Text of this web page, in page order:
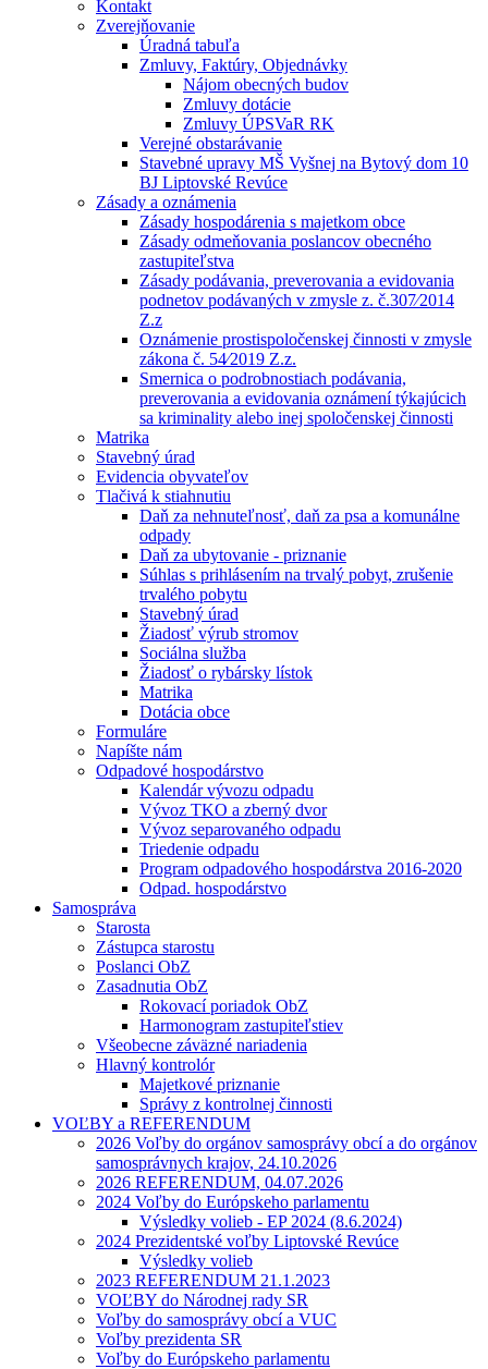
Kontakt
Zverejňovanie
Úradná tabuľa
Zmluvy, Faktúry, Objednávky
Nájom obecných budov
Zmluvy dotácie
Zmluvy ÚPSVaR RK
Verejné obstarávanie
Stavebné upravy MŠ Vyšnej na Bytový dom 10
BJ Liptovské Revúce
Zásady a oznámenia
Zásady hospodárenia s majetkom obce
Zásady odmeňovania poslancov obecného
zastupiteľstva
Zásady podávania, preverovania a evidovania
podnetov podávaných v zmysle z. č.307⁄2014
Z.z
Oznámenie prostispoločenskej činnosti v zmysle
zákona č. 54⁄2019 Z.z.
Smernica o podrobnostiach podávania,
preverovania a evidovania oznámení týkajúcich
sa kriminality alebo inej spoločenskej činnosti
Matrika
Stavebný úrad
Evidencia obyvateľov
Tlačivá k stiahnutiu
Daň za nehnuteľnosť, daň za psa a komunálne
odpady
Daň za ubytovanie - priznanie
Súhlas s prihlásením na trvalý pobyt, zrušenie
trvalého pobytu
Stavebný úrad
Žiadosť výrub stromov
Sociálna služba
Žiadosť o rybársky lístok
Matrika
Dotácia obce
Formuláre
Napíšte nám
Odpadové hospodárstvo
Kalendár vývozu odpadu
Vývoz TKO a zberný dvor
Vývoz separovaného odpadu
Triedenie odpadu
Program odpadového hospodárstva 2016-2020
Odpad. hospodárstvo
Samospráva
Starosta
Zástupca starostu
Poslanci ObZ
Zasadnutia ObZ
Rokovací poriadok ObZ
Harmonogram zastupiteľstiev
Všeobecne záväzné nariadenia
Hlavný kontrolór
Majetkové priznanie
Správy z kontrolnej činnosti
VOĽBY a REFERENDUM
2026 Voľby do orgánov samosprávy obcí a do orgánov
samosprávnych krajov, 24.10.2026
2026 REFERENDUM, 04.07.2026
2024 Voľby do Európskeho parlamentu
Výsledky volieb - EP 2024 (8.6.2024)
2024 Prezidentské voľby Liptovské Revúce
Výsledky volieb
2023 REFERENDUM 21.1.2023
VOĽBY do Národnej rady SR
Voľby do samosprávy obcí a VUC
Voľby prezidenta SR
Voľby do Európskeho parlamentu